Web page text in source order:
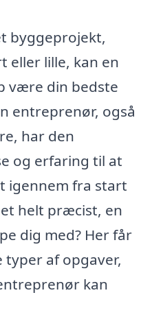
byggeprojekt,
eller lille, kan en
være din bedste
entreprenør, også
har den
og erfaring til at
igennem fra start
helt præcist, en
dig med? Her får
af opgaver,
kan